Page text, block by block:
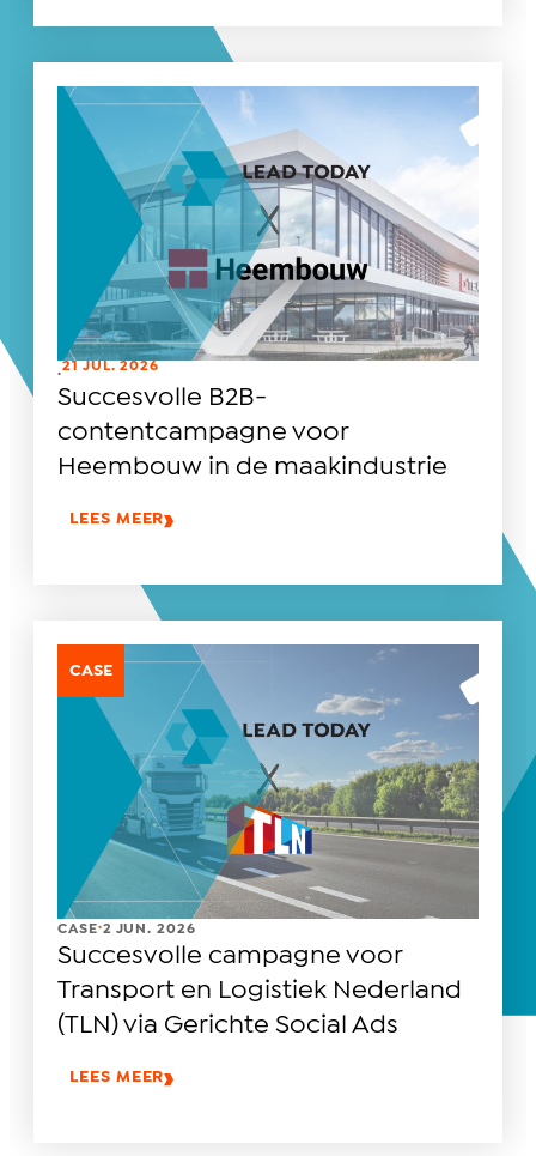
.21 JUL. 2026
Succesvolle B2B-
contentcampagne voor
Heembouw in de maakindustrie
LEES MEER
CASE
CASE.2 JUN. 2026
Succesvolle campagne voor
Transport en Logistiek Nederland
(TLN) via Gerichte Social Ads
LEES MEER